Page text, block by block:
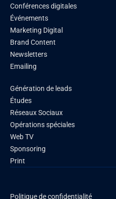
Conférences digitales
Événements
Marketing Digital
Brand Content
Newsletters
Emailing
Génération de leads
Études
Réseaux Sociaux
Opérations spéciales
Web TV
Sponsoring
Print
Politique de confidentialité